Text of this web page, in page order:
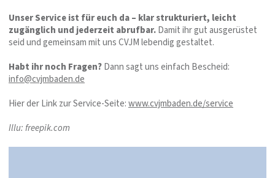
Unser Service ist für euch da – klar strukturiert, leicht
zugänglich und jederzeit abrufbar.Damit ihr gut ausgerüstet
seid und gemeinsam mit uns CVJM lebendig gestaltet.
Habt ihr noch Fragen?Dann sagt uns einfach Bescheid:
info@cvjmbaden.de
Hier der Link zur Service-Seite:www.cvjmbaden.de/service
Illu: freepik.com